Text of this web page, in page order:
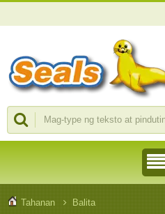
Tahanan Balita